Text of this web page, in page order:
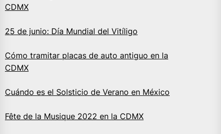
CDMX
25 de junio: Día Mundial del Vitíligo
Cómo tramitar placas de auto antiguo en la
CDMX
Cuándo es el Solsticio de Verano en México
Fête de la Musique 2022 en la CDMX